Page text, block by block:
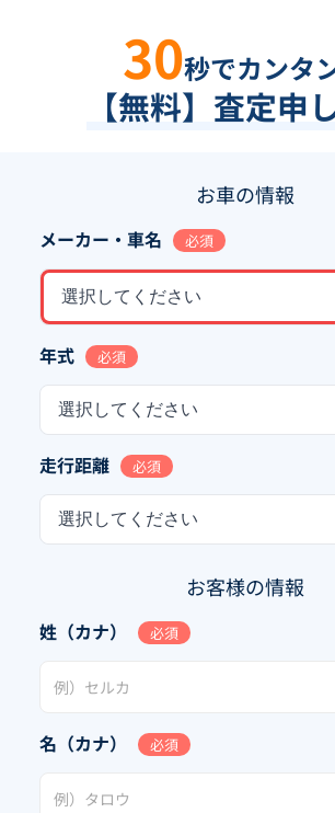
30秒でカンタ
【無料】査定申
お車の情報
メーカー・車名 必須
選択してください
年式 必須
選択してください
走行距離 必須
選択してください
お客様の情報
姓（カナ） 必須
名（カナ） 必須